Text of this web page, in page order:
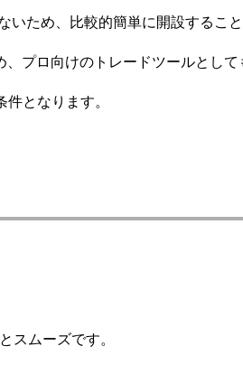
いため、比較的簡単に開設するこ
プロ向けのトレードツールとし
となります。
スムーズです。